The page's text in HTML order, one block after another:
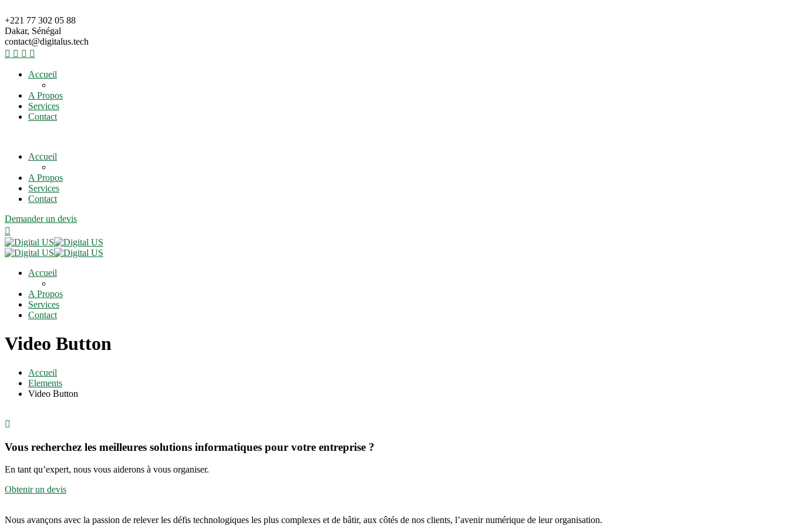
+221 77 302 05 88
Dakar, Sénégal
contact@digitalus.tech
Accueil
A Propos
Services
Contact
Accueil
A Propos
Services
Contact
Demander un devis
Accueil
A Propos
Services
Contact
Video Button
Accueil
Elements
Video Button
Vous recherchez les meilleures solutions informatiques pour votre entreprise ?
En tant qu’expert, nous vous aiderons à vous organiser.
Obtenir un devis
Nous avançons avec la passion de relever les défis technologiques les plus complexes et de bâtir, aux côtés de nos clients, l’avenir numérique de leur organisation.